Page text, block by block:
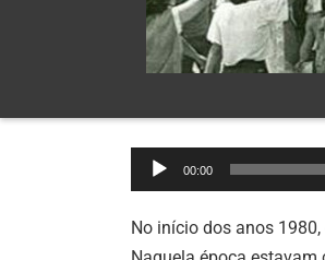
Tocador
de
áudio
00:00
No início dos anos